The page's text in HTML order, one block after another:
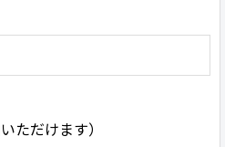
ただけます）